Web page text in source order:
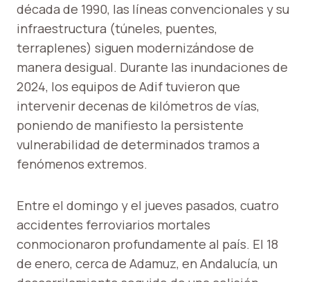
década de 1990, las líneas convencionales y su
infraestructura (túneles, puentes,
terraplenes) siguen modernizándose de
manera desigual. Durante las inundaciones de
2024, los equipos de Adif tuvieron que
intervenir decenas de kilómetros de vías,
poniendo de manifiesto la persistente
vulnerabilidad de determinados tramos a
fenómenos extremos.
Entre el domingo y el jueves pasados, cuatro
accidentes ferroviarios mortales
conmocionaron profundamente al país. El 18
de enero, cerca de Adamuz, en Andalucía, un